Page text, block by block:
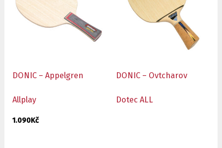
DONIC – Appelgren
Allplay
1.090Kč
DONIC – Ovtcharov
Dotec ALL